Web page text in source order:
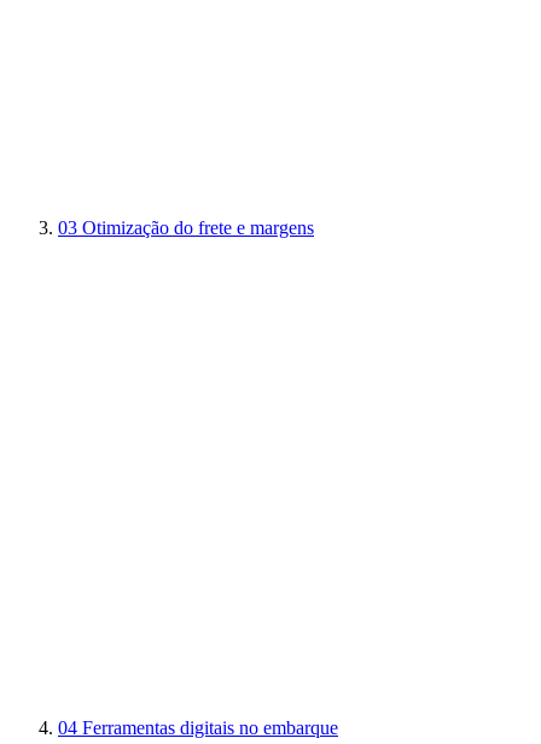
03 Otimização do frete e margens
04 Ferramentas digitais no embarque